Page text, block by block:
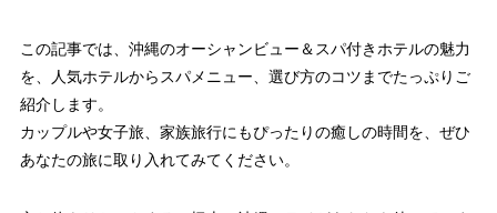
この記事では、沖縄のオーシャンビュー＆スパ付きホテルの魅力
を、人気ホテルからスパメニュー、選び方のコツまでたっぷりご
紹介します。
カップルや女子旅、家族旅行にもぴったりの癒しの時間を、ぜひ
あなたの旅に取り入れてみてください。